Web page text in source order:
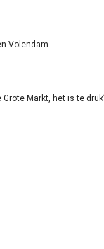
Volendam
Markt, het is te